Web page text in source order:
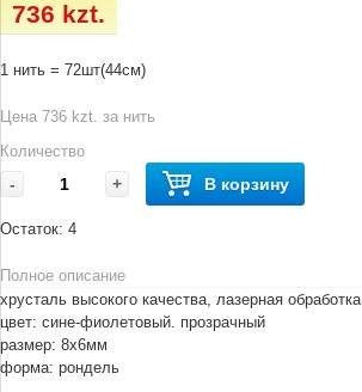
736 kzt.
1 нить = 72шт(44см)
Цена 736 kzt. за нить
Количество
- + В корзину
Остаток: 4
Полное описание
хрусталь высокого качества, лазерная обработка
цвет: сине-фиолетовый. прозрачный
размер: 8х6мм
форма: рондель